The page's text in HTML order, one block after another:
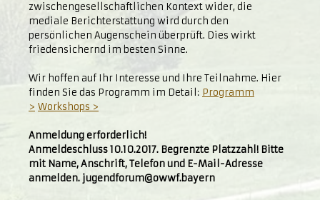
zwischengesellschaftlichen Kontext wider, die
mediale Berichterstattung wird durch den
persönlichen Augenschein überprüft. Dies wirkt
friedensichernd im besten Sinne.
Wir hoffen auf Ihr Interesse und Ihre Teilnahme. Hier
finden Sie das Programm im Detail: Programm
> Workshops >
Anmeldung erforderlich!
Anmeldeschluss 10.10.2017. Begrenzte Platzzahl! Bitte
mit Name, Anschrift, Telefon und E-Mail-Adresse
anmelden. jugendforum@owwf.bayern